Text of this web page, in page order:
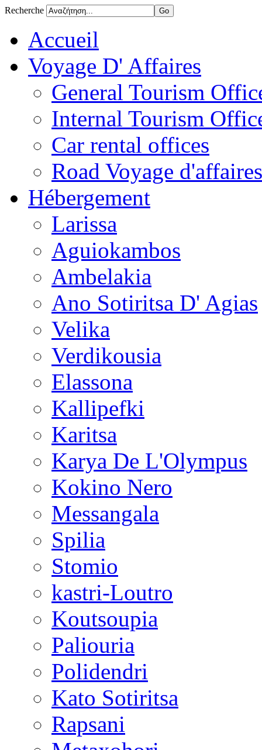
Recherche
Accueil
Voyage D' Affaires
General Tourism
Internal Tourism
Car rental offices
Road Voyage
Hébergement
Larissa
Aguiokambos
Ambelakia
Ano Sotiritsa D' Agias
Velika
Verdikousia
Elassona
Kallipefki
Karitsa
Karya De L'Olympus
Kokino Nero
Messangala
Spilia
Stomio
kastri-Loutro
Koutsoupia
Paliouria
Polidendri
Kato Sotiritsa
Rapsani